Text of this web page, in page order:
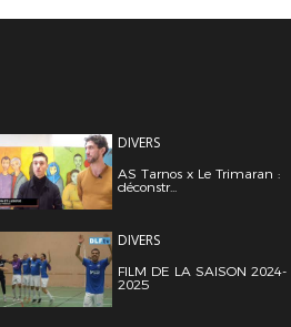
DIVERS
AS Tarnos x Le Trimaran :
déconstr...
DIVERS
FILM DE LA SAISON 2024-
2025